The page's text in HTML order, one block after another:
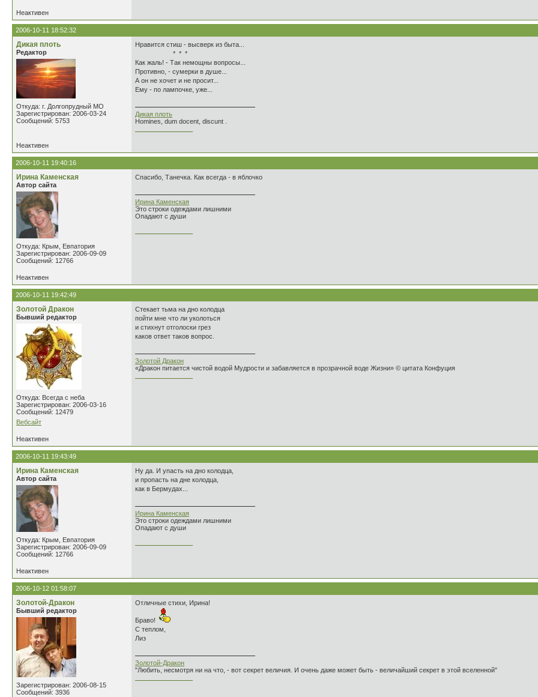
Неактивен
2006-10-11 18:52:32
Дикая плоть
Редактор
Откуда: г. Долгопрудный МО
Зарегистрирован: 2006-03-24
Сообщений: 5753
Нравится стиш - высверк из быта...
* * *
Как жаль! - Так немощны вопросы...
Противно, - сумерки в душе...
А он не хочет и не просит...
Ему - по лампочке, уже...
Дикая плоть
Homines, dum docent, discunt .
Неактивен
2006-10-11 19:40:16
Ирина Каменская
Автор сайта
Откуда: Крым, Евпатория
Зарегистрирован: 2006-09-09
Сообщений: 12766
Спасибо, Танечка. Как всегда - в яблочко
Ирина Каменская
Это строки одеждами лишними
Опадают с души
Неактивен
2006-10-11 19:42:49
Золотой Дракон
Бывший редактор
Откуда: Всегда с неба
Зарегистрирован: 2006-03-16
Сообщений: 12479
Вебсайт
Стекает тьма на дно колодца
пойти мне что ли уколоться
и стихнут отголоски грез
каков ответ таков вопрос.
Золотой Дракон
«Дракон питается чистой водой Мудрости и забавляется в прозрачной воде Жизни» © цитата Конфуция
Неактивен
2006-10-11 19:43:49
Ирина Каменская
Автор сайта
Откуда: Крым, Евпатория
Зарегистрирован: 2006-09-09
Сообщений: 12766
Ну да. И упасть на дно колодца,
и пропасть на дне колодца,
как в Бермудах...
Ирина Каменская
Это строки одеждами лишними
Опадают с души
Неактивен
2006-10-12 01:58:07
Золотой-Дракон
Бывший редактор
Зарегистрирован: 2006-08-15
Сообщений: 3936
Отличные стихи, Ирина!
Браво!
С теплом,
Лиз
Золотой-Дракон
"Любить, несмотря ни на что, - вот секрет величия. И очень даже может быть - величайший секрет в этой вселенной"